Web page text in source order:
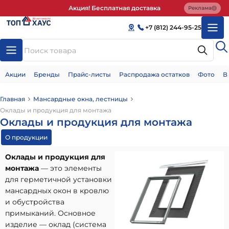
Акция! Бесплатная доставка Реклама
+7 (812) 244-95-25
Акции Бренды Прайс-листы Распродажа остатков Фото
Главная
Мансардные окна, лестницы
Оклады и продукция для монтажа
Оклады и продукция для монтажа
О продукции
Оклады и продукция для
монтажа — это элементы
для герметичной установки
мансардных окон в кровлю
и обустройства
примыканий. Основное
изделие — оклад (система